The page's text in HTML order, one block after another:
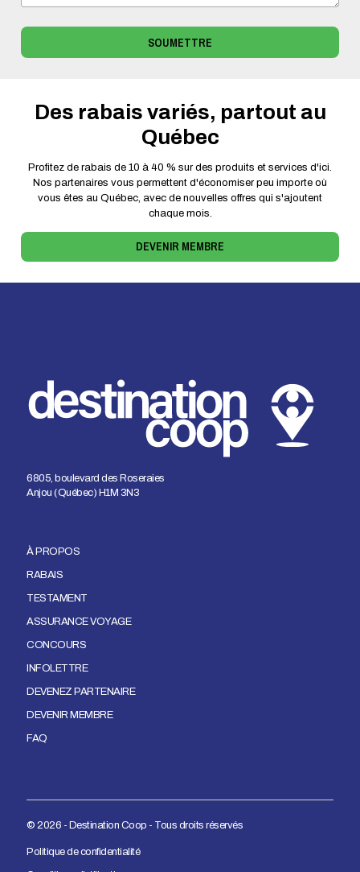
SOUMETTRE
Des rabais variés, partout au
Québec
Profitez de rabais de 10 à 40 % sur des produits et services d'ici.
Nos partenaires vous permettent d'économiser peu importe où
vous êtes au Québec, avec de nouvelles offres qui s'ajoutent
chaque mois.
DEVENIR MEMBRE
6805, boulevard des Roseraies
Anjou (Québec) H1M 3N3
À PROPOS
RABAIS
TESTAMENT
ASSURANCE VOYAGE
CONCOURS
INFOLETTRE
DEVENEZ PARTENAIRE
DEVENIR MEMBRE
FAQ
© 2026 - Destination Coop - Tous droits réservés
Politique de confidentialité